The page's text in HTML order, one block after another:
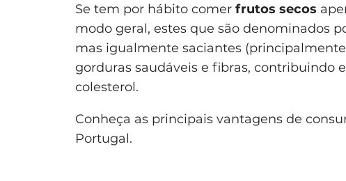
Se tem por hábito comer frutos secos
modo geral, estes que são denominados
mas igualmente saciantes
gorduras saudáveis e fibras, contribuindo
colesterol.
Conheça as principais vantagens de
Portugal.